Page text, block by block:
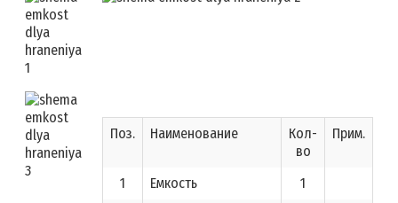
Поз. Наименование
Кол-
во
Прим.
1 Емкость
1